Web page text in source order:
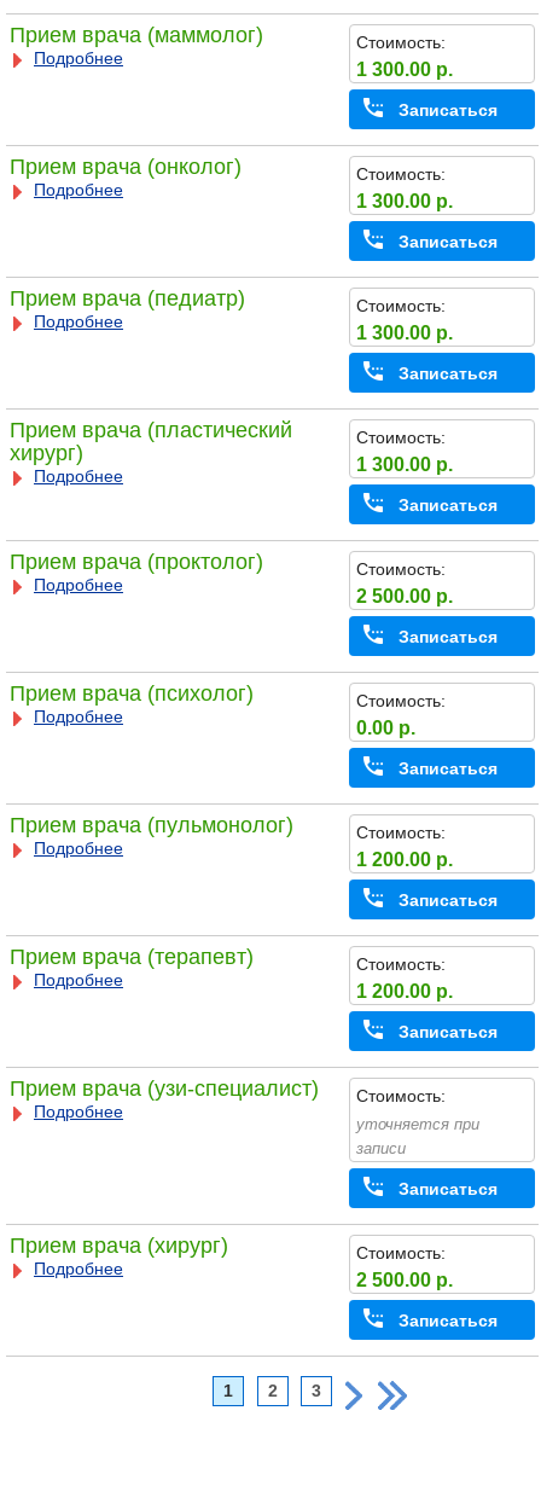
Прием врача (маммолог)
Подробнее
Стоимость:
1 300.00 р.
Записаться
Прием врача (онколог)
Подробнее
Стоимость:
1 300.00 р.
Записаться
Прием врача (педиатр)
Подробнее
Стоимость:
1 300.00 р.
Записаться
Прием врача (пластический
хирург)
Подробнее
Стоимость:
1 300.00 р.
Записаться
Прием врача (проктолог)
Подробнее
Стоимость:
2 500.00 р.
Записаться
Прием врача (психолог)
Подробнее
Стоимость:
0.00 р.
Записаться
Прием врача (пульмонолог)
Подробнее
Стоимость:
1 200.00 р.
Записаться
Прием врача (терапевт)
Подробнее
Стоимость:
1 200.00 р.
Записаться
Прием врача (узи-специалист)
Подробнее
Стоимость:
уточняется при
записи
Записаться
Прием врача (хирург)
Подробнее
Стоимость:
2 500.00 р.
Записаться
1 2 3